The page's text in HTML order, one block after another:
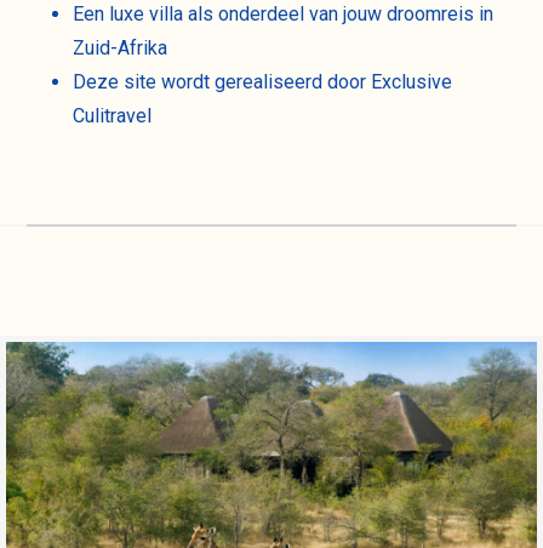
Een luxe villa als onderdeel van jouw droomreis in
Zuid-Afrika
Deze site wordt gerealiseerd door Exclusive
Culitravel